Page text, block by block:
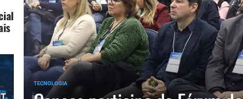
TECNOLOGIA